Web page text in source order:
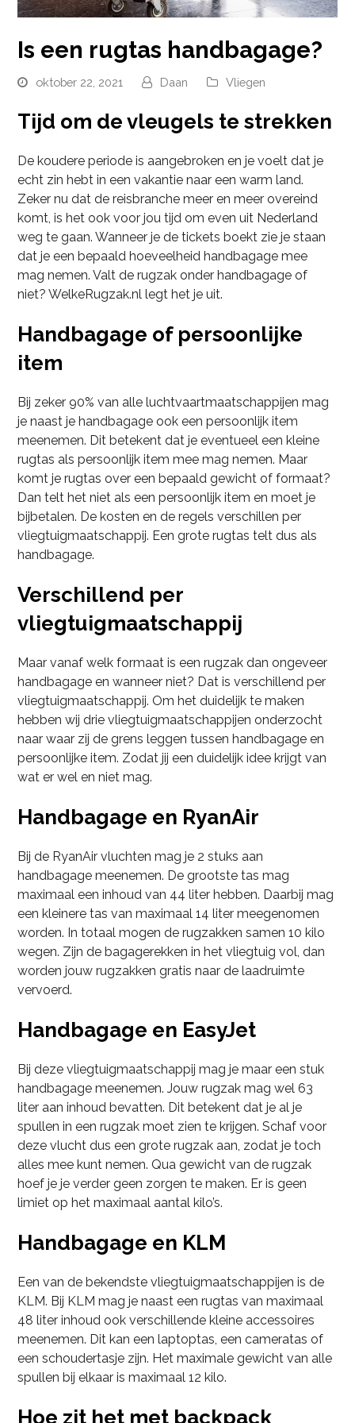
Is een rugtas handbagage?
oktober 22, 2021 Daan Vliegen
Tijd om de vleugels te strekken
De koudere periode is aangebroken en je voelt dat je
echt zin hebt in een vakantie naar een warm land.
Zeker nu dat de reisbranche meer en meer overeind
komt, is het ook voor jou tijd om even uit Nederland
weg te gaan. Wanneer je de tickets boekt zie je staan
dat je een bepaald hoeveelheid handbagage mee
mag nemen. Valt de rugzak onder handbagage of
niet? WelkeRugzak.nl legt het je uit.
Handbagage of persoonlijke
item
Bij zeker 90% van alle luchtvaartmaatschappijen mag
je naast je handbagage ook een persoonlijk item
meenemen. Dit betekent dat je eventueel een kleine
rugtas als persoonlijk item mee mag nemen. Maar
komt je rugtas over een bepaald gewicht of formaat?
Dan telt het niet als een persoonlijk item en moet je
bijbetalen. De kosten en de regels verschillen per
vliegtuigmaatschappij. Een grote rugtas telt dus als
handbagage.
Verschillend per
vliegtuigmaatschappij
Maar vanaf welk formaat is een rugzak dan ongeveer
handbagage en wanneer niet? Dat is verschillend per
vliegtuigmaatschappij. Om het duidelijk te maken
hebben wij drie vliegtuigmaatschappijen onderzocht
naar waar zij de grens leggen tussen handbagage en
persoonlijke item. Zodat jij een duidelijk idee krijgt van
wat er wel en niet mag.
Handbagage en RyanAir
Bij de RyanAir vluchten mag je 2 stuks aan
handbagage meenemen. De grootste tas mag
maximaal een inhoud van 44 liter hebben. Daarbij mag
een kleinere tas van maximaal 14 liter meegenomen
worden. In totaal mogen de rugzakken samen 10 kilo
wegen. Zijn de bagagerekken in het vliegtuig vol, dan
worden jouw rugzakken gratis naar de laadruimte
vervoerd.
Handbagage en EasyJet
Bij deze vliegtuigmaatschappij mag je maar een stuk
handbagage meenemen. Jouw rugzak mag wel 63
liter aan inhoud bevatten. Dit betekent dat je al je
spullen in een rugzak moet zien te krijgen. Schaf voor
deze vlucht dus een grote rugzak aan, zodat je toch
alles mee kunt nemen. Qua gewicht van de rugzak
hoef je je verder geen zorgen te maken. Er is geen
limiet op het maximaal aantal kilo’s.
Handbagage en KLM
Een van de bekendste vliegtuigmaatschappijen is de
KLM. Bij KLM mag je naast een rugtas van maximaal
48 liter inhoud ook verschillende kleine accessoires
meenemen. Dit kan een laptoptas, een cameratas of
een schoudertasje zijn. Het maximale gewicht van alle
spullen bij elkaar is maximaal 12 kilo.
Hoe zit het met backpack